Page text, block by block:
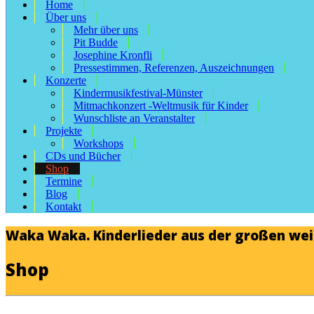
Home
Über uns
Mehr über uns
Pit Budde
Josephine Kronfli
Pressestimmen, Referenzen, Auszeichnungen
Konzerte
Kindermusikfestival-Münster
Mitmachkonzert -Weltmusik für Kinder
Wunschliste an Veranstalter
Projekte
Workshops
CDs und Bücher
Shop
Termine
Blog
Kontakt
Waka Waka. Kinderlieder aus der großen
Shop